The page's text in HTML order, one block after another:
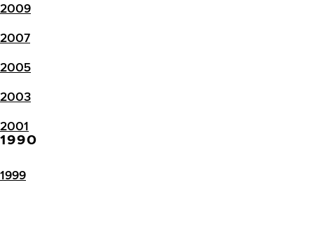
2009
2007
2005
2003
2001
1990
1999